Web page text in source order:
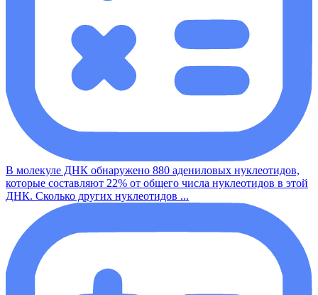
В молекуле ДНК обнаружено 880 адениловых нуклеотидов,
которые составляют 22% от общего числа нуклеотидов в этой
ДНК. Сколько других нуклеотидов ...